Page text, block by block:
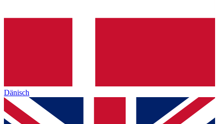
Dänisch